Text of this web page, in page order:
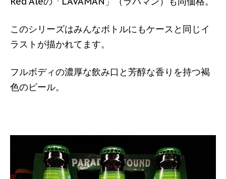
このシリーズはみんなボトルにもケースと同じイ
ラストが描かれてます。
フルボディの濃厚な飲み口と芳醇な香りを持つ褐
色のビール。